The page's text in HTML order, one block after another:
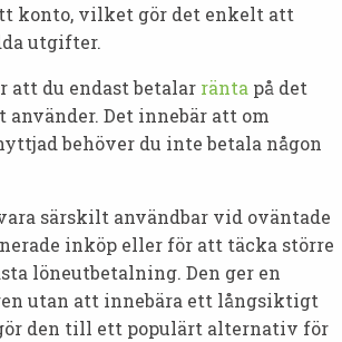
konto, vilket gör det enkelt att
utgifter.
att du endast betalar ränta på det
Det innebär att om
behöver du inte betala någon
särskilt användbar vid oväntade
inköp eller för att täcka större
löneutbetalning. Den ger en
utan att innebära ett långsiktigt
den till ett populärt alternativ för